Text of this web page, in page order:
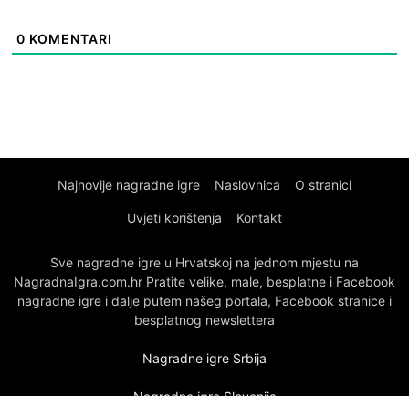
0 KOMENTARI
Najnovije nagradne igre Naslovnica O stranici
Uvjeti korištenja Kontakt
Sve nagradne igre u Hrvatskoj na jednom mjestu na
NagradnaIgra.com.hr Pratite velike, male, besplatne i Facebook
nagradne igre i dalje putem našeg portala, Facebook stranice i
besplatnog newslettera
Nagradne igre Srbija